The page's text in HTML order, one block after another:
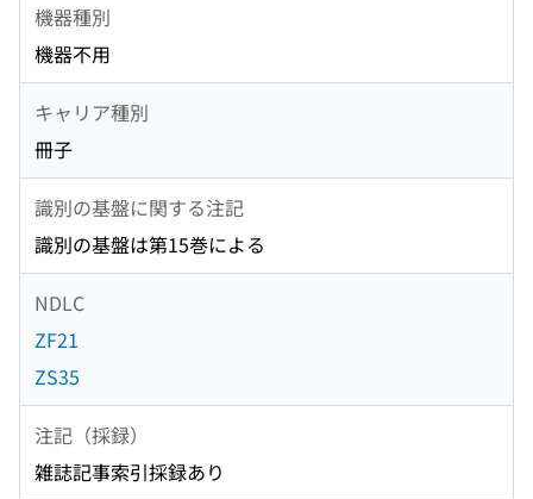
機器種別
機器不用
キャリア種別
冊子
識別の基盤に関する注記
識別の基盤は第15巻による
NDLC
ZF21
ZS35
注記（採録）
雑誌記事索引採録あり